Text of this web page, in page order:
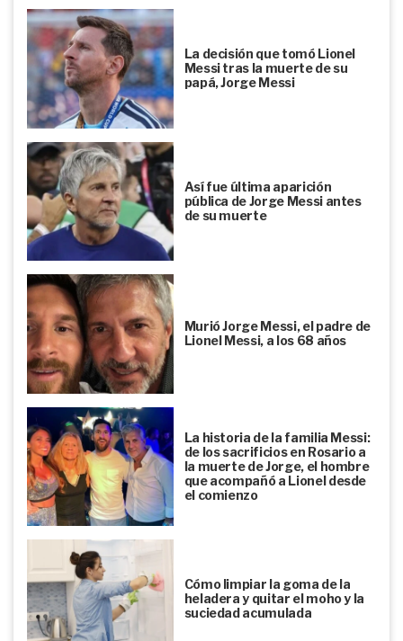
La decisión que tomó Lionel
Messi tras la muerte de su
papá, Jorge Messi
Así fue última aparición
pública de Jorge Messi antes
de su muerte
Murió Jorge Messi, el padre de
Lionel Messi, a los 68 años
La historia de la familia Messi:
de los sacrificios en Rosario a
la muerte de Jorge, el hombre
que acompañó a Lionel desde
el comienzo
Cómo limpiar la goma de la
heladera y quitar el moho y la
suciedad acumulada